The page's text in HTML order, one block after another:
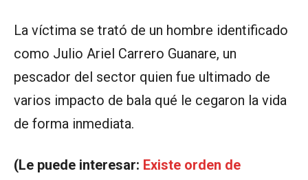
La víctima se trató de un hombre identificado
como Julio Ariel Carrero Guanare, un
pescador del sector quien fue ultimado de
varios impacto de bala qué le cegaron la vida
de forma inmediata.
(Le puede interesar: Existe orden de